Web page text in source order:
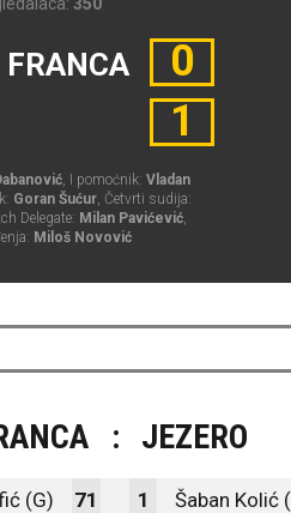
0
1
, I pomoćnik: Vladan
Goran Šućur, Četvrti sudija:
Delegate: Milan Pavićević,
Miloš Novović
: JEZERO
(G) 71 1 Šaban Kolić